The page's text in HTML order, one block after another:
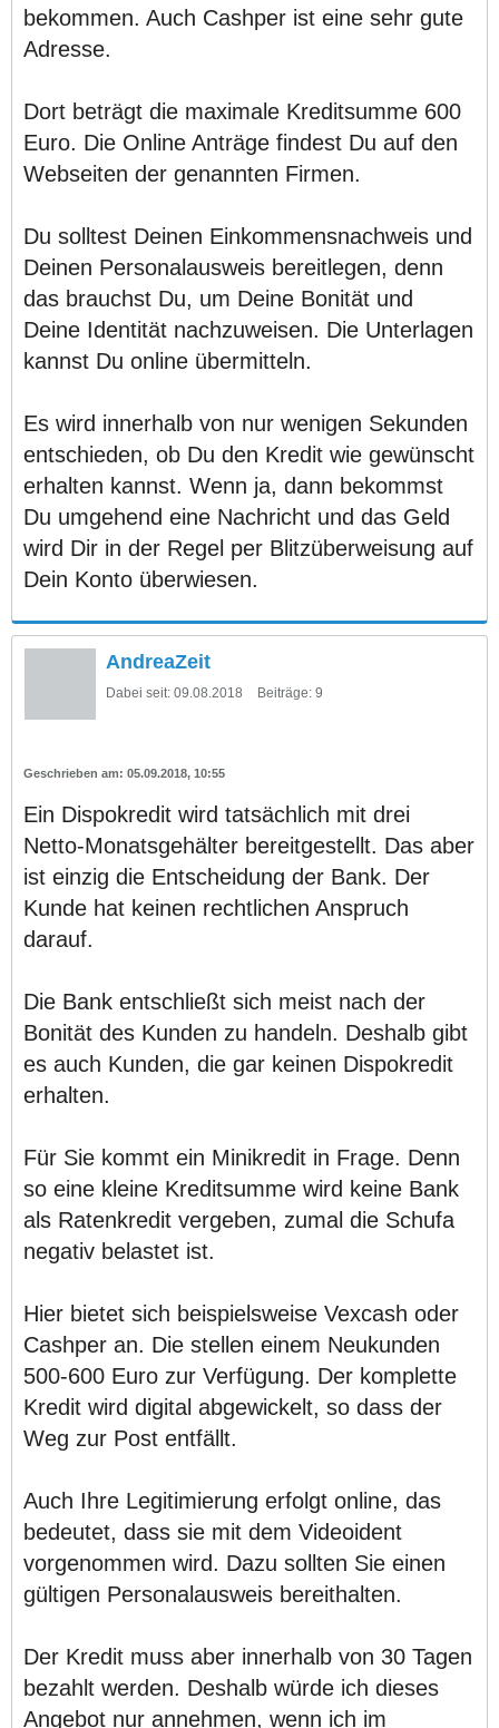
bekommen. Auch Cashper ist eine sehr gute
Adresse.
Dort beträgt die maximale Kreditsumme 600
Euro. Die Online Anträge findest Du auf den
Webseiten der genannten Firmen.
Du solltest Deinen Einkommensnachweis und
Deinen Personalausweis bereitlegen, denn
das brauchst Du, um Deine Bonität und
Deine Identität nachzuweisen. Die Unterlagen
kannst Du online übermitteln.
Es wird innerhalb von nur wenigen Sekunden
entschieden, ob Du den Kredit wie gewünscht
erhalten kannst. Wenn ja, dann bekommst
Du umgehend eine Nachricht und das Geld
wird Dir in der Regel per Blitzüberweisung auf
Dein Konto überwiesen.
AndreaZeit
Dabei seit: 09.08.2018 Beiträge: 9
05.09.2018, 10:55
Ein Dispokredit wird tatsächlich mit drei
Netto-Monatsgehälter bereitgestellt. Das aber
ist einzig die Entscheidung der Bank. Der
Kunde hat keinen rechtlichen Anspruch
darauf.
Die Bank entschließt sich meist nach der
Bonität des Kunden zu handeln. Deshalb gibt
es auch Kunden, die gar keinen Dispokredit
erhalten.
Für Sie kommt ein Minikredit in Frage. Denn
so eine kleine Kreditsumme wird keine Bank
als Ratenkredit vergeben, zumal die Schufa
negativ belastet ist.
Hier bietet sich beispielsweise Vexcash oder
Cashper an. Die stellen einem Neukunden
500-600 Euro zur Verfügung. Der komplette
Kredit wird digital abgewickelt, so dass der
Weg zur Post entfällt.
Auch Ihre Legitimierung erfolgt online, das
bedeutet, dass sie mit dem Videoident
vorgenommen wird. Dazu sollten Sie einen
gültigen Personalausweis bereithalten.
Der Kredit muss aber innerhalb von 30 Tagen
bezahlt werden. Deshalb würde ich dieses
Angebot nur annehmen, wenn ich im